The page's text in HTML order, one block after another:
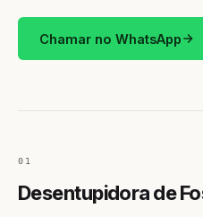
Chamar no WhatsApp
01
Desentupidora de